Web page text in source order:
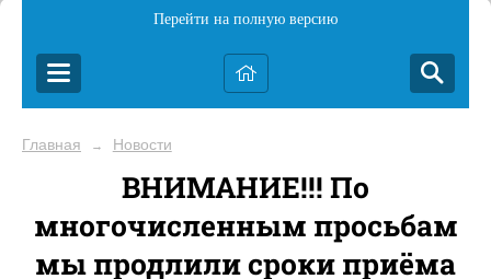
Перейти на полную версию
Главная → Новости
ВНИМАНИЕ!!! По
многочисленным просьбам
мы продлили сроки приёма